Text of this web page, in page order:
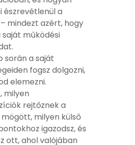
a
mindezt azért, hogy
működési
során a saját
fogsz dolgozni,
elemezni.
milyen
rejtőznek a
milyen külső
igazodsz, és
ott, ahol valójában